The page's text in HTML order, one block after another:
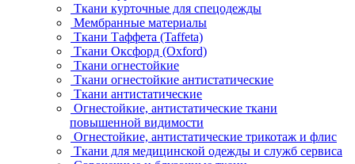
Ткани курточные для спецодежды
Мембранные материалы
Ткани Таффета (Taffeta)
Ткани Оксфорд (Oxford)
Ткани огнестойкие
Ткани огнестойкие антистатические
Ткани антистатические
Огнестойкие, антистатические ткани
повышенной видимости
Огнестойкие, антистатические трикотаж и флис
Ткани для медицинской одежды и служб сервиса